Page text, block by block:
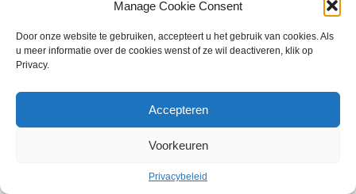
Manage Cookie Consent
Door onze website te gebruiken, accepteert u het gebruik van cookies. Als
u meer informatie over de cookies wenst of ze wil deactiveren, klik op
Privacy.
Accepteren
Voorkeuren
Privacybeleid
U bent een merk
FAQ
© 2026 - treetz. All rights reserved.